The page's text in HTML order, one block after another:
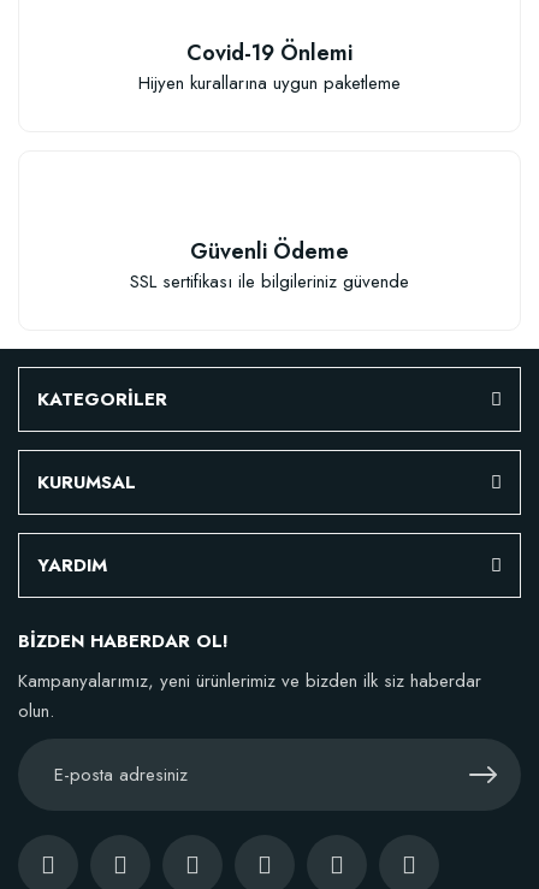
Sepete Ekle
Özel Karışım Fidan Tutma Yüzdesini Arttıran Organik Dikim Gübresi (10
Sepete Ekle
Covid-19 Önlemi
Hijyen kurallarına uygun paketleme
Güvenli Ödeme
SSL sertifikası ile bilgileriniz güvende
KATEGORİLER
KURUMSAL
YARDIM
BİZDEN HABERDAR OL!
Kampanyalarımız, yeni ürünlerimiz ve bizden ilk siz haberdar
olun.